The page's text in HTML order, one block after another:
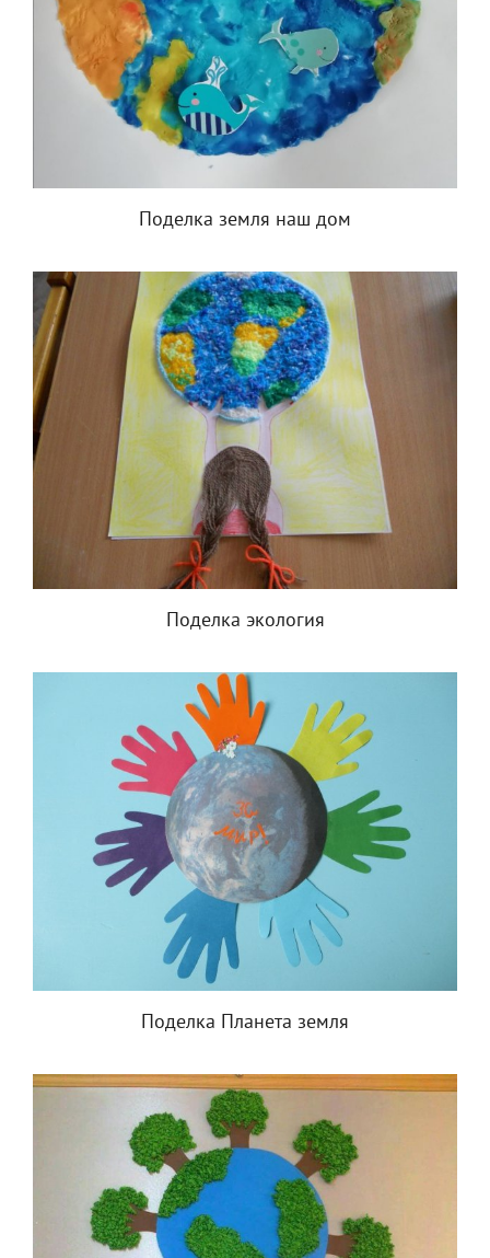
Поделка земля наш дом
Поделка экология
Поделка Планета земля